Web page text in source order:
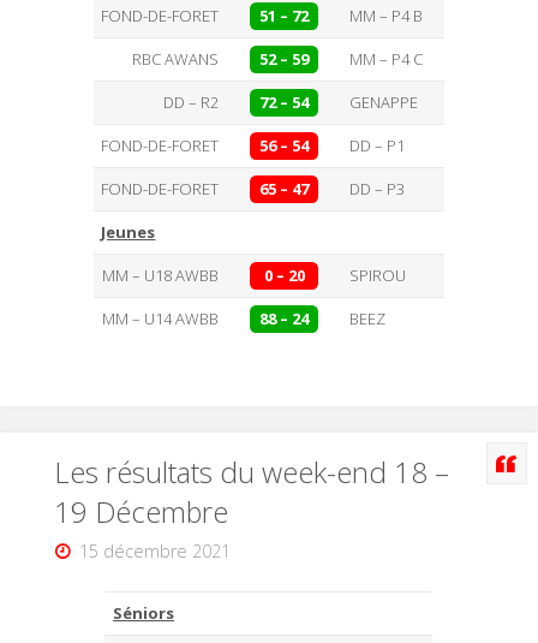
FOND-DE-FORET
51 – 72
MM – P4 B
RBC AWANS
52 – 59
MM – P4 C
DD – R2
72 – 54
GENAPPE
FOND-DE-FORET
56 – 54
DD – P1
FOND-DE-FORET
65 – 47
DD – P3
Jeunes
MM – U18 AWBB
0 – 20
SPIROU
MM – U14 AWBB
88 – 24 BEEZ
Les résultats du week-end 18 –
19 Décembre
15 décembre 2021
Séniors